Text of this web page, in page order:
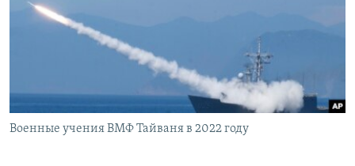
Военные учения ВМФ Тайваня в 2022 году